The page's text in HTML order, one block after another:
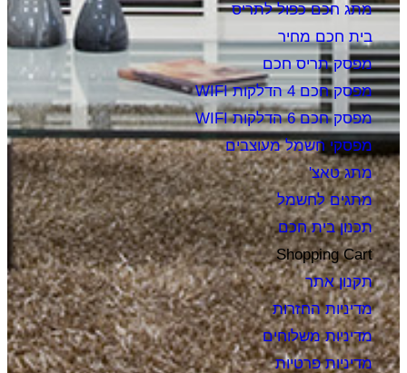
מתג חכם כפול לתריס
בית חכם מחיר
מפסק תריס חכם
מפסק חכם 4 הדלקות WIFI
מפסק חכם 6 הדלקות WIFI
מפסקי חשמל מעוצבים
מתג טאצ'
מתגים לחשמל
תכנון בית חכם
Shopping Cart
תקנון אתר
מדיניות החזרות
מדיניות משלוחים
מדיניות פרטיות